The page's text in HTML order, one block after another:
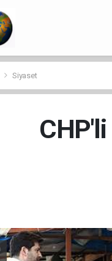
Siyaset
CHP'li